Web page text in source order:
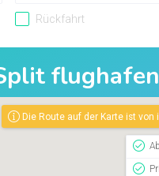
Rückfahrt
flughafen
Die Route auf der Karte ist